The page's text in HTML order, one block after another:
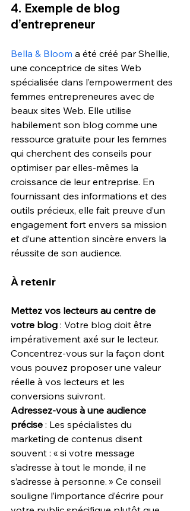
4. Exemple de blog
d’entrepreneur
Bella & Bloom a été créé par Shellie,
une conceptrice de sites Web
spécialisée dans l’empowerment des
femmes entrepreneures avec de
beaux sites Web. Elle utilise
habilement son blog comme une
ressource gratuite pour les femmes
qui cherchent des conseils pour
optimiser par elles-mêmes la
croissance de leur entreprise. En
fournissant des informations et des
outils précieux, elle fait preuve d’un
engagement fort envers sa mission
et d’une attention sincère envers la
réussite de son audience.
À retenir
Mettez vos lecteurs au centre de
votre blog : Votre blog doit être
impérativement axé sur le lecteur.
Concentrez-vous sur la façon dont
vous pouvez proposer une valeur
réelle à vos lecteurs et les
conversions suivront.
Adressez-vous à une audience
précise : Les spécialistes du
marketing de contenus disent
souvent : « si votre message
s’adresse à tout le monde, il ne
s’adresse à personne. » Ce conseil
souligne l’importance d’écrire pour